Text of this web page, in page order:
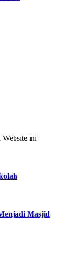
Website ini
Masjid